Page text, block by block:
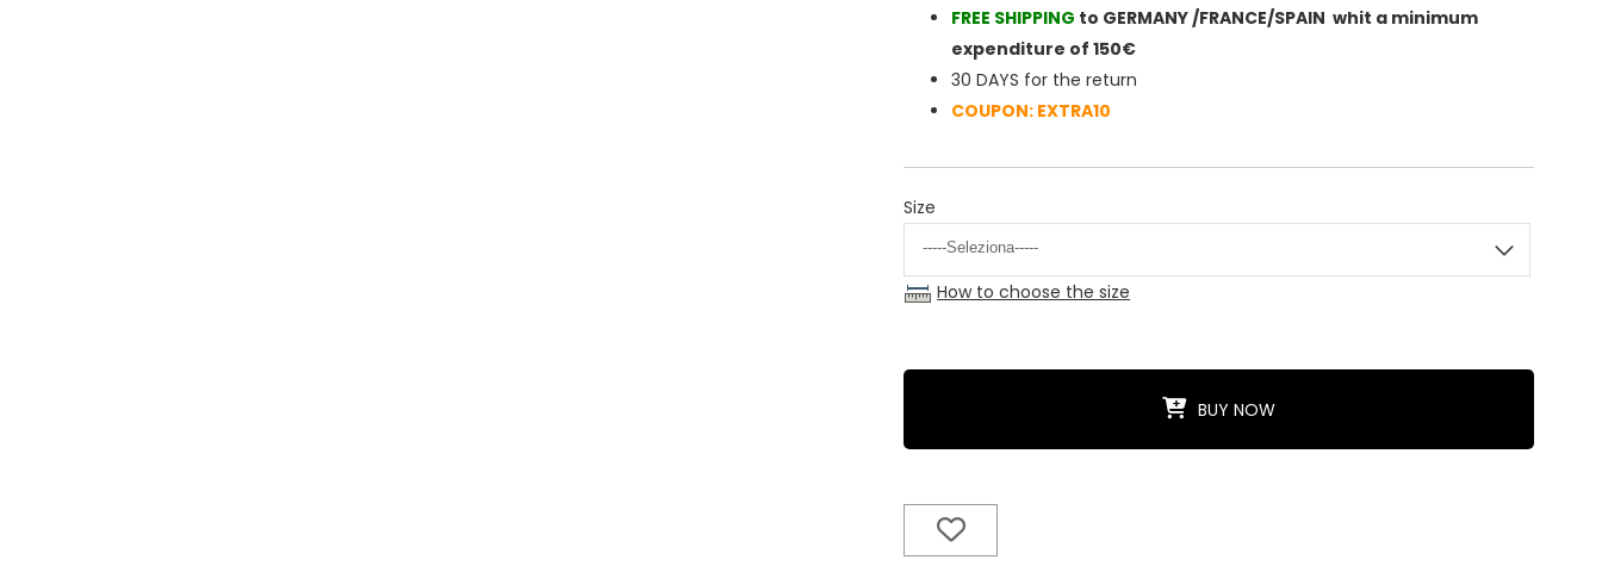
FREE SHIPPING to GERMANY /FRANCE/SPAIN whit a minimum
expenditure of 150€
30 DAYS for the return
COUPON: EXTRA10
Size
How to choose the size
BUY NOW